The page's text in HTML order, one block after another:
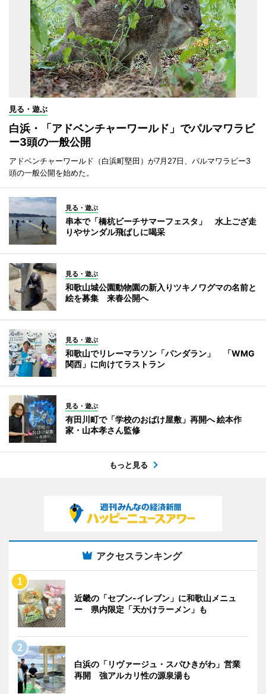
見る・遊ぶ
白浜・「アドベンチャーワールド」でパルマワラビ
ー3頭の一般公開
アドベンチャーワールド（白浜町堅田）が7月27日、パルマワラビー3
頭の一般公開を始めた。
見る・遊ぶ
串本で「橋杭ビーチサマーフェスタ」 水上ござ走
りやサンダル飛ばしに喝采
見る・遊ぶ
和歌山城公園動物園の新入りツキノワグマの名前と
絵を募集 来春公開へ
見る・遊ぶ
和歌山でリレーマラソン「パンダラン」 「WMG
関西」に向けてラストラン
見る・遊ぶ
有田川町で「学校のおばけ屋敷」再開へ 絵本作
家・山本孝さん監修
もっと見る
アクセスランキング
近畿の「セブン-イレブン」に和歌山メニュ
ー 県内限定「天かけラーメン」も
白浜の「リヴァージュ・スパひきがわ」営業
再開 強アルカリ性の源泉湯も